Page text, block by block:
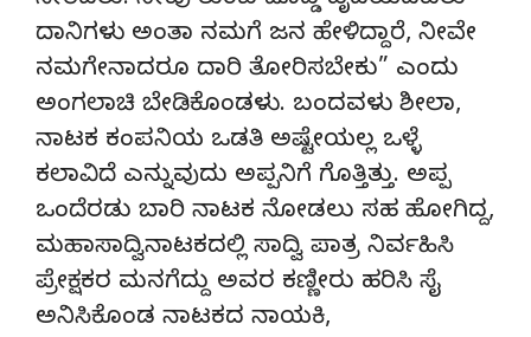
ದಾನಿಗಳು ಅಂತಾ ನಮಗೆ ಜನ ಹೇಳಿದ್ದಾರೆ, ನೀವೇ
ನಮಗೇನಾದರೂ ದಾರಿ ತೋರಿಸಬೇಕು” ಎಂದು
ಅಂಗಲಾಚಿ ಬೇಡಿಕೊಂಡಳು. ಬಂದವಳು ಶೀಲಾ,
ನಾಟಕ ಕಂಪನಿಯ ಒಡತಿ ಅಷ್ಟೇಯಲ್ಲ ಒಳ್ಳೆ
ಕಲಾವಿದೆ ಎನ್ನುವುದು ಅಪ್ಪನಿಗೆ ಗೊತ್ತಿತ್ತು. ಅಪ್ಪ
ಒಂದೆರಡು ಬಾರಿ ನಾಟಕ ನೋಡಲು ಸಹ ಹೋಗಿದ್ದ,
ಮಹಾಸಾದ್ವಿನಾಟಕದಲ್ಲಿ ಸಾದ್ವಿ ಪಾತ್ರ ನಿರ್ವಹಿಸಿ
ಪ್ರೇಕ್ಷಕರ ಮನಗೆದ್ದು ಅವರ ಕಣ್ಣೀರು ಹರಿಸಿ ಸೈ
ಅನಿಸಿಕೊಂಡ ನಾಟಕದ ನಾಯಕಿ,